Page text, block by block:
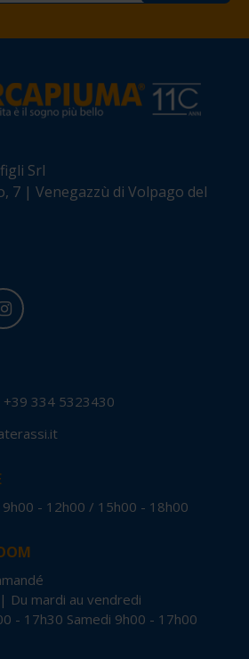
Srl
7 | Venegazzù di Volpago del
+39 334 5323430
9h00 - 12h00 / 15h00 - 18h00
Du mardi au vendredi
- 17h30 Samedi 9h00 - 17h00
Inscrivez-vous tout de suite et
bénéficiez d'une réduction
newsletter pour ne pas
manquer nos promotions